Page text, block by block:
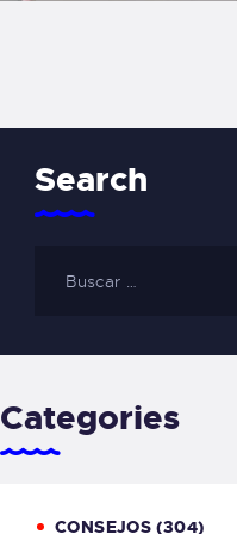
Search
Categories
CONSEJOS (304)